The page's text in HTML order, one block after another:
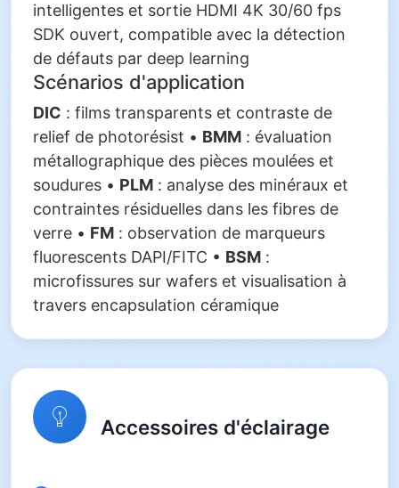
intelligentes et sortie HDMI 4K 30/60 fps
SDK ouvert, compatible avec la détection
de défauts par deep learning
Scénarios d'application
DIC : films transparents et contraste de
relief de photorésist • BMM : évaluation
métallographique des pièces moulées et
soudures • PLM : analyse des minéraux et
contraintes résiduelles dans les fibres de
verre • FM : observation de marqueurs
fluorescents DAPI/FITC • BSM :
microfissures sur wafers et visualisation à
travers encapsulation céramique
Accessoires d'éclairage